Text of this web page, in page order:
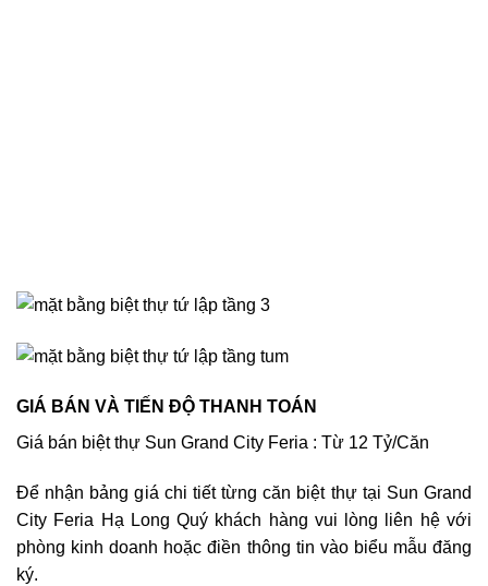
GIÁ BÁN VÀ TIẾN ĐỘ THANH TOÁN
Giá bán biệt thự Sun Grand City Feria : Từ 12 Tỷ/Căn
Để nhận bảng giá chi tiết từng căn biệt thự tại Sun Grand
City Feria Hạ Long Quý khách hàng vui lòng liên hệ với
phòng kinh doanh hoặc điền thông tin vào biểu mẫu đăng
ký.